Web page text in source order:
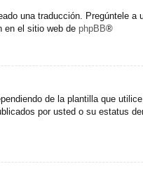
una traducción. Pregúntele
en el sitio web de phpBB®
de la plantilla que
por usted o su estatus